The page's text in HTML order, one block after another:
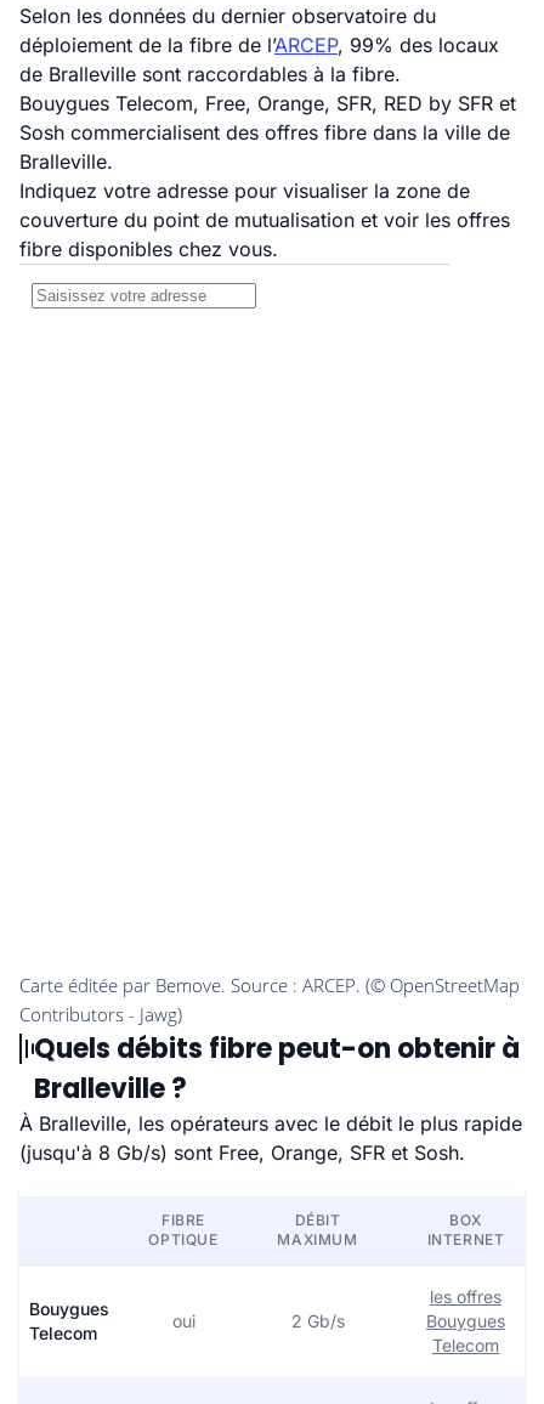
Selon les données du dernier observatoire du
déploiement de la fibre de l’ARCEP, 99% des locaux
de Bralleville sont raccordables à la fibre.
Bouygues Telecom, Free, Orange, SFR, RED by SFR et
Sosh commercialisent des offres fibre dans la ville de
Bralleville.
Indiquez votre adresse pour visualiser la zone de
couverture du point de mutualisation et voir les offres
fibre disponibles chez vous.
Quels débits fibre peut-on obtenir à
Bralleville ?
À Bralleville, les opérateurs avec le débit le plus rapide
(jusqu'à 8 Gb/s) sont Free, Orange, SFR et Sosh.
FIBRE
OPTIQUE
DÉBIT
MAXIMUM
BOX
INTERNET
Bouygues
Telecom
oui 2 Gb/s
les offres
Bouygues
Telecom